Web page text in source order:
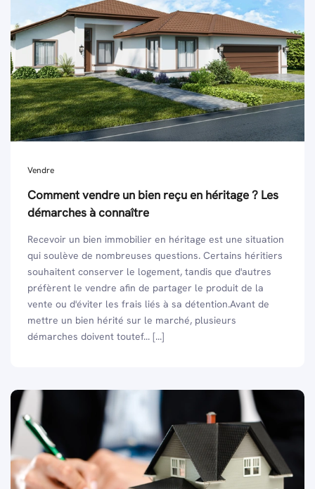
Vendre
Comment vendre un bien reçu en héritage ? Les
démarches à connaître
Recevoir un bien immobilier en héritage est une situation
qui soulève de nombreuses questions. Certains héritiers
souhaitent conserver le logement, tandis que d'autres
préfèrent le vendre afin de partager le produit de la
vente ou d'éviter les frais liés à sa détention.Avant de
mettre un bien hérité sur le marché, plusieurs
démarches doivent toutef... [...]